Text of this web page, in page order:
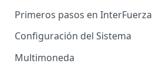
Iniciar Sesión en InterFuerza
Recuperar Contraseña
Cómo pagar en línea sus
Primeros pasos en InterFuerza
Configuración del Sistema
Multimoneda